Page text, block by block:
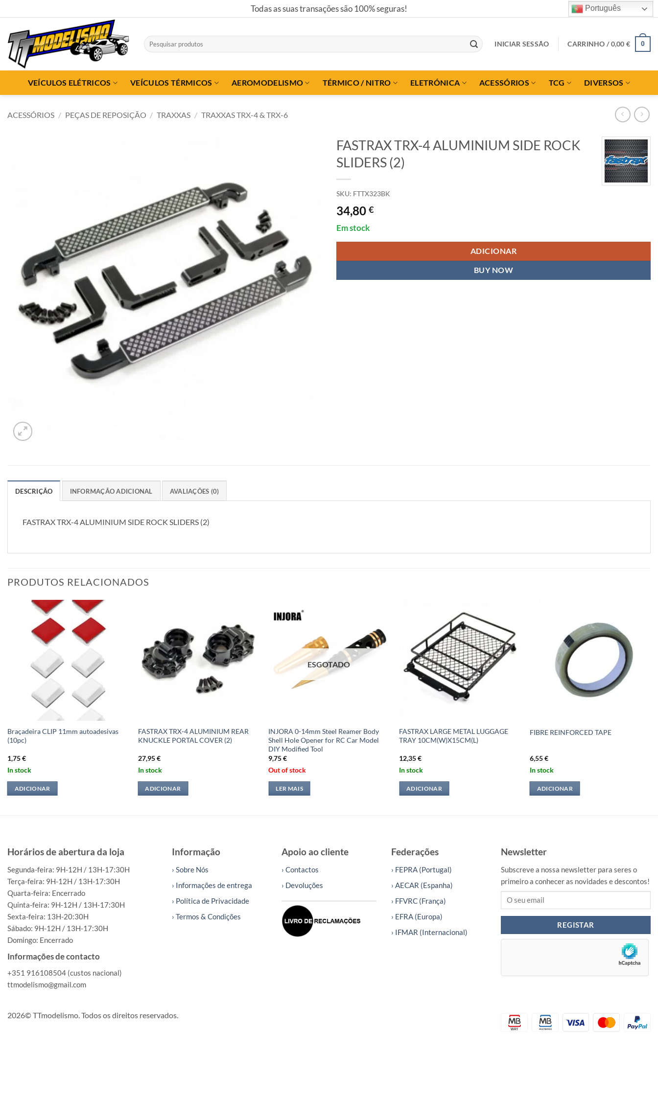
to
content
Todas as suas transações são 100% seguras! Português
Pesquisar
por:
INICIAR SESSÃO CARRINHO /0,00€ 0
VEÍCULOS ELÉTRICOS VEÍCULOS TÉRMICOS AEROMODELISMO TÉRMICO / NITRO ELETRÓNICA ACESSÓRIOS TCG DIVERSOS
ACESSÓRIOS / PEÇAS DE REPOSIÇÃO / TRAXXAS / TRAXXAS TRX-4 & TRX-6
FASTRAX TRX-4 ALUMINIUM SIDE ROCK
SLIDERS (2)
SKU: FTTX323BK
34,80 €
Em stock
ADICIONAR
BUY NOW
DESCRIÇÃO INFORMAÇÃO ADICIONAL AVALIAÇÕES (0)
FASTRAX TRX-4 ALUMINIUM SIDE ROCK SLIDERS (2)
PRODUTOS RELACIONADOS
Braçadeira CLIP 11mm autoadesivas
(10pc)
1,75€
In stock
ADICIONAR
FASTRAX TRX-4 ALUMINIUM REAR
KNUCKLE PORTAL COVER (2)
27,95€
In stock
ADICIONAR
ESGOTADO
INJORA 0-14mm Steel Reamer Body
Shell Hole Opener for RC Car Model
DIY Modified Tool
9,75€
Out of stock
LER MAIS
FASTRAX LARGE METAL LUGGAGE
TRAY 10CM(W)X15CM(L)
12,35€
In stock
ADICIONAR
FIBRE REINFORCED TAPE
6,55€
In stock
ADICIONAR
Horários de abertura da loja
Segunda-feira: 9H-12H / 13H-17:30H
Terça-feira: 9H-12H / 13H-17:30H
Quarta-feira: Encerrado
Quinta-feira: 9H-12H / 13H-17:30H
Sexta-feira: 13H-20:30H
Sábado: 9H-12H / 13H-17:30H
Domingo: Encerrado
Informações de contacto
+351 916108504 (custos nacional)
ttmodelismo@gmail.com
Informação
› Sobre Nós
› Informações de entrega
› Política de Privacidade
› Termos & Condições
Apoio ao cliente
› Contactos
› Devoluções
Federações
› FEPRA (Portugal)
› AECAR (Espanha)
› FFVRC (França)
› EFRA (Europa)
› IFMAR (Internacional)
Newsletter
Subscreve a nossa newsletter para seres o
primeiro a conhecer as novidades e descontos!
2026© TTmodelismo. Todos os direitos reservados.